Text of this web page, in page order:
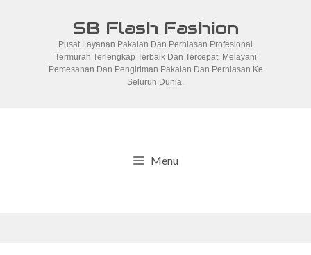
SB Flash Fashion
Pusat Layanan Pakaian Dan Perhiasan Profesional
Termurah Terlengkap Terbaik Dan Tercepat. Melayani
Pemesanan Dan Pengiriman Pakaian Dan Perhiasan Ke
Seluruh Dunia.
Menu